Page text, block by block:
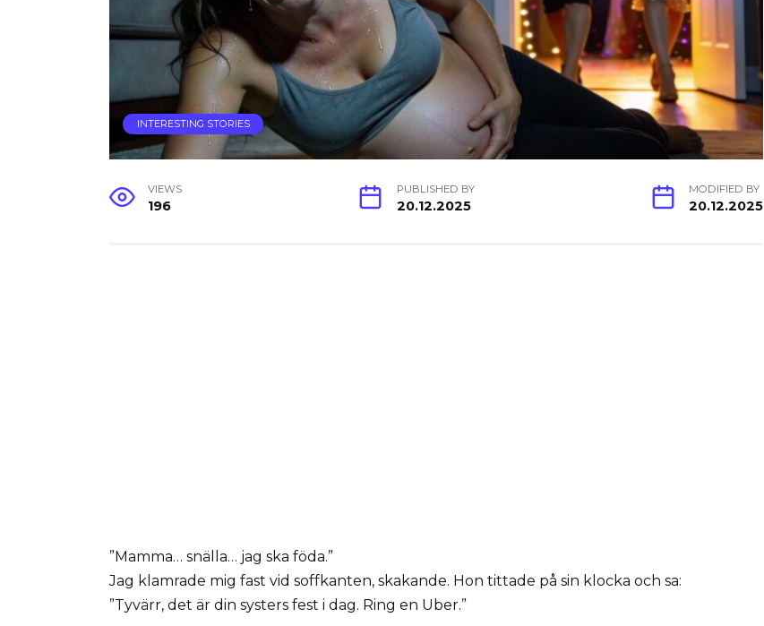
INTERESTING STORIES
VIEWS
196
PUBLISHED BY
20.12.2025
MODIFIED BY
20.12.2025
”Mamma… snälla… jag ska föda.”
Jag klamrade mig fast vid soffkanten, skakande. Hon tittade på sin klocka och sa:
”Tyvärr, det är din systers fest i dag. Ring en Uber.”